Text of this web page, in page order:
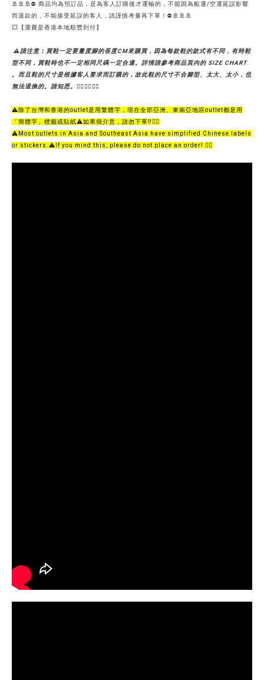
🚢🚢🚢⛔ 商品均為預訂品，是為客人訂購後才運輸的，不能因為船運/空運延誤影響
而退款的，不能接受延誤的客人，請謹慎考量再下單！⛔🚢🚢🚢
💥【運費是香港本地順豐到付】
⚠請注意︰買鞋一定要量度腳的長度CM來購買，因為每款鞋的款式有不同，有時鞋
型不同，買鞋時也不一定相同尺碼一定合適。詳情請參考商品頁內的 SIZE CHART
。而且鞋的尺寸是根據客人要求而訂購的，故此鞋的尺寸不合腳型、太大、太小，也
無法退換的。請知悉。🙇‍♀️🙇‍♀️🙇‍♀️
⚠️除了台灣和香港的outlet是用繁體字，現在全部亞洲、東南亞地區outlet都是用
「簡體字」標籤或貼紙⚠️如果很介意，請勿下單‼️🙇‍♀️
⚠️Most outlets in Asia and Southeast Asia have simplified Chinese labels
or stickers.⚠️If you mind this, please do not place an order! 🙇‍♀️